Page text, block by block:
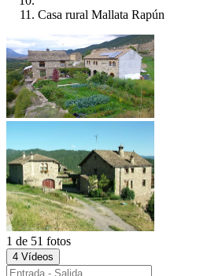
Casa rural Mallata Rapún
1 de 51 fotos
4 Vídeos